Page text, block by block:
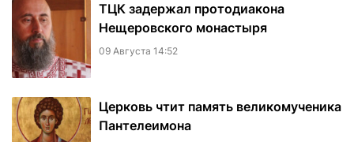
ТЦК задержал протодиакона
Нещеровского монастыря
09 Августа 14:52
Церковь чтит память великомученика
Пантелеимона